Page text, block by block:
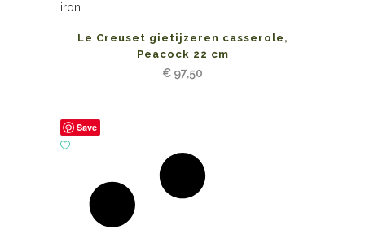
Le Creuset gietijzeren casserole,
Peacock 22 cm
€ 97,50
Save